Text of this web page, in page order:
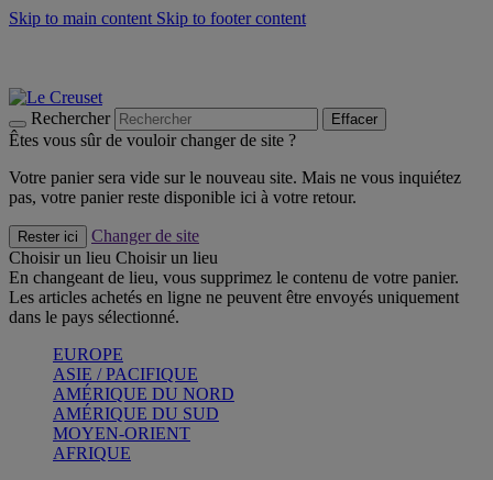
Skip to main content Skip to footer content
Rechercher Effacer
Êtes vous sûr de vouloir changer de site ?
Votre panier sera vide sur le nouveau site. Mais ne vous inquiétez
pas, votre panier reste disponible ici à votre retour.
Rester ici
Changer de site
Choisir un lieu Choisir un lieu
En changeant de lieu, vous supprimez le contenu de votre panier.
Les articles achetés en ligne ne peuvent être envoyés uniquement
dans le pays sélectionné.
EUROPE
ASIE / PACIFIQUE
AMÉRIQUE DU NORD
AMÉRIQUE DU SUD
MOYEN-ORIENT
AFRIQUE